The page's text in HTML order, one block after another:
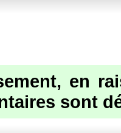
en
sont